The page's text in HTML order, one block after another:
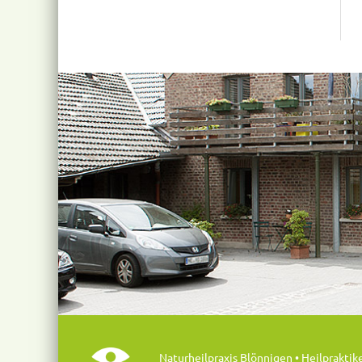
Naturheilpraxis Blönnigen •